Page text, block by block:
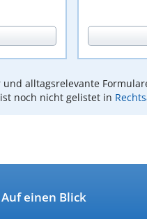
alltagsrelevante
noch nicht gelistet in
Auf einen Blick